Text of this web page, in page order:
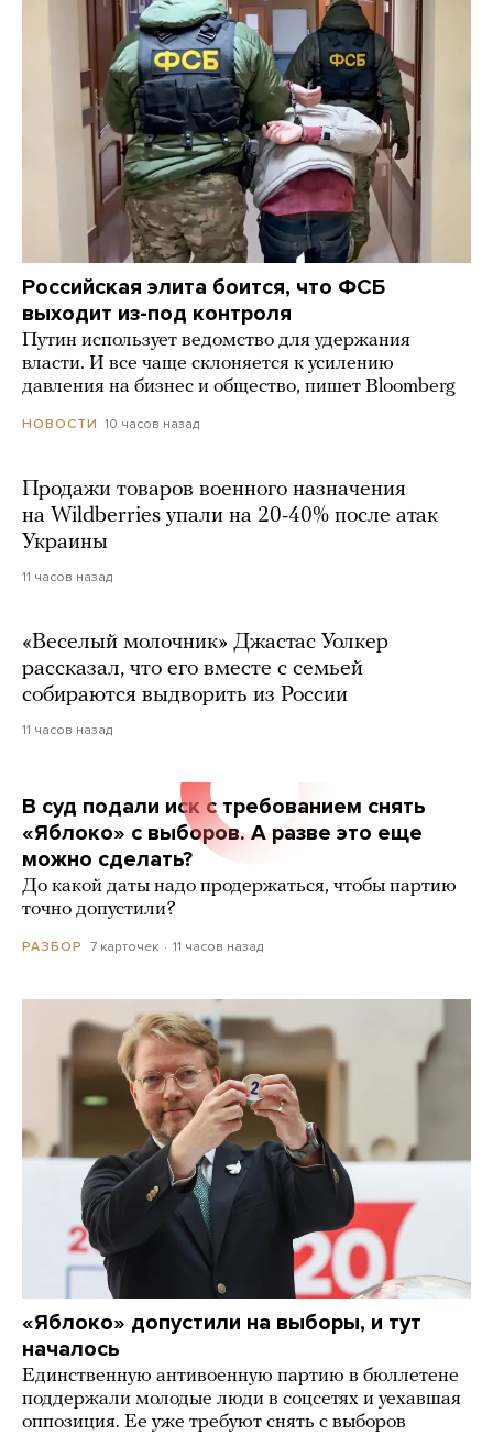
Российская элита боится, что ФСБ
выходит из-под контроля
Путин использует ведомство для удержания
власти. И все чаще склоняется к усилению
давления на бизнес и общество, пишет Bloomberg
НОВОСТИ 10 часов назад
Продажи товаров военного назначения
на Wildberries упали на 20-40% после атак
Украины
11 часов назад
«Веселый молочник» Джастас Уолкер
рассказал, что его вместе с семьей
собираются выдворить из России
11 часов назад
В суд подали иск с требованием снять
«Яблоко» с выборов. А разве это еще
можно сделать?
До какой даты надо продержаться, чтобы партию
точно допустили?
РАЗБОР 7 карточек 11 часов назад
«Яблоко» допустили на выборы, и тут
началось
Единственную антивоенную партию в бюллетене
поддержали молодые люди в соцсетях и уехавшая
оппозиция. Ее уже требуют снять с выборов